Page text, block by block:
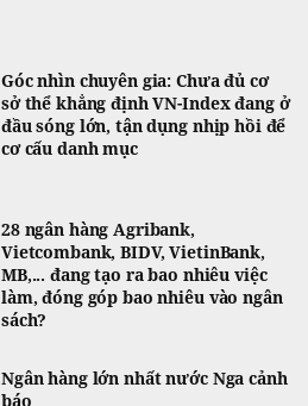
Góc nhìn chuyên gia: Chưa đủ cơ
sở thể khẳng định VN-Index đang ở
đầu sóng lớn, tận dụng nhịp hồi để
cơ cấu danh mục
28 ngân hàng Agribank,
Vietcombank, BIDV, VietinBank,
MB,... đang tạo ra bao nhiêu việc
làm, đóng góp bao nhiêu vào ngân
sách?
Ngân hàng lớn nhất nước Nga cảnh
báo